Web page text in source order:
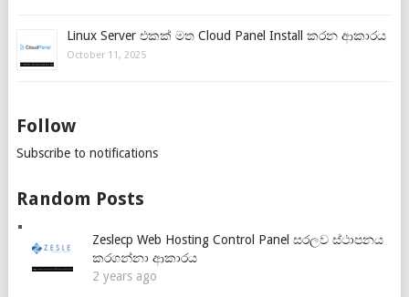
Linux Server එකක් මත Cloud Panel Install කරන ආකාරය
October 11, 2025
Follow
Subscribe to notifications
Random Posts
Zeslecp Web Hosting Control Panel සරලව ස්ථාපනය
කරගන්නා ආකාරය
2 years ago